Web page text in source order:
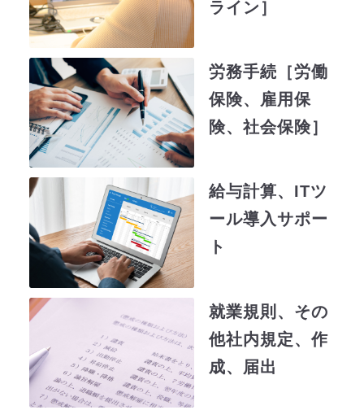
ライン］
労務手続［労働
保険、雇用保
険、社会保険］
給与計算、ITツ
ール導入サポー
ト
就業規則、その
他社内規定、作
成、届出